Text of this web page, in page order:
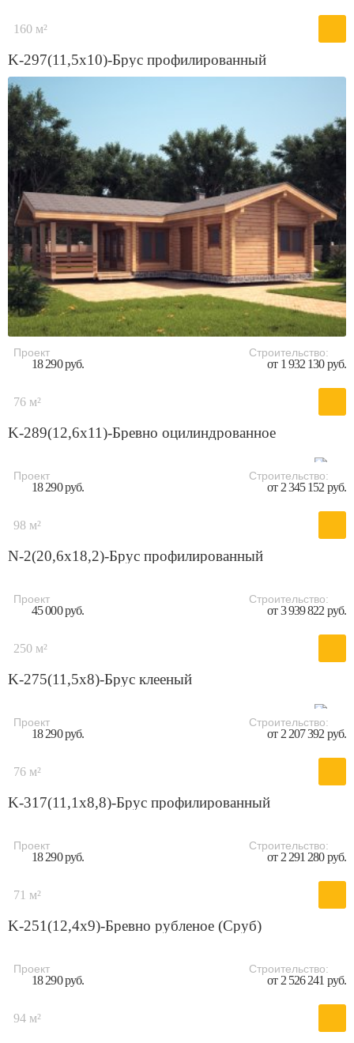
160 м²
K-297(11,5x10)-Брус профилированный
Проект
18 290 руб.
Строительство:
от 1 932 130 руб.
76 м²
K-289(12,6x11)-Бревно оцилиндрованное
Проект
18 290 руб.
Строительство:
от 2 345 152 руб.
98 м²
N-2(20,6х18,2)-Брус профилированный
Проект
45 000 руб.
Строительство:
от 3 939 822 руб.
250 м²
K-275(11,5x8)-Брус клееный
Проект
18 290 руб.
Строительство:
от 2 207 392 руб.
76 м²
K-317(11,1x8,8)-Брус профилированный
Проект
18 290 руб.
Строительство:
от 2 291 280 руб.
71 м²
K-251(12,4x9)-Бревно рубленое (Сруб)
Проект
18 290 руб.
Строительство:
от 2 526 241 руб.
94 м²